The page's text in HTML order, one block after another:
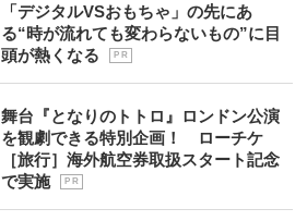
「デジタルVSおもちゃ」の先にあ
る“時が流れても変わらないもの”に目
頭が熱くなる
P R
舞台『となりのトトロ』ロンドン公演
を観劇できる特別企画！ ローチケ
［旅行］海外航空券取扱スタート記念
で実施
P R